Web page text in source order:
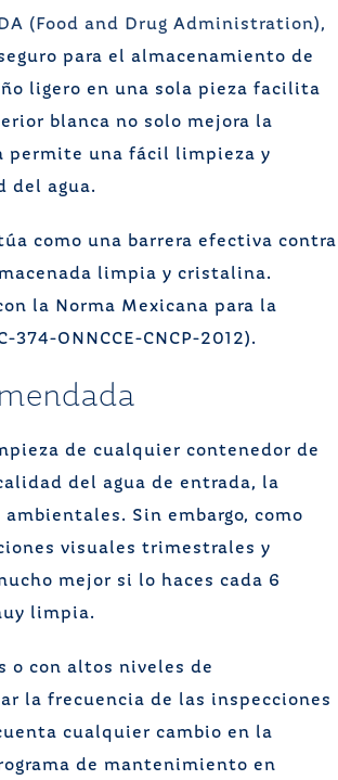
(Food and Drug Administration),
para el almacenamiento de
ligero en una sola pieza facilita
blanca no solo mejora la
permite una fácil limpieza y
del agua.
como una barrera efectiva contra
limpia y cristalina.
la Norma Mexicana para la
ONNCCE-CNCP-2012).
de cualquier contenedor de
del agua de entrada, la
Sin embargo, como
visuales trimestrales y
mejor si lo haces cada 6
limpia.
o con altos niveles de
la frecuencia de las inspecciones
cualquier cambio en la
de mantenimiento en